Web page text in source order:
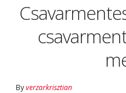
Byverzarkrisztian